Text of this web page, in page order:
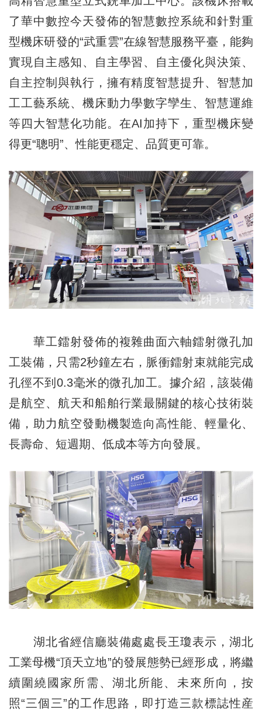
了華中數控今天發佈的智慧數控系統和針對重
型機床研發的“武重雲”在線智慧服務平臺，能夠
實現自主感知、自主學習、自主優化與決策、
自主控制與執行，擁有精度智慧提升、智慧加
工工藝系統、機床動力學數字孿生、智慧運維
等四大智慧化功能。在AI加持下，重型機床變
得更“聰明”、性能更穩定、品質更可靠。
華工鐳射發佈的複雜曲面六軸鐳射微孔加
工裝備，只需2秒鐘左右，脈衝鐳射束就能完成
孔徑不到0.3毫米的微孔加工。據介紹，該裝備
是航空、航天和船舶行業最關鍵的核心技術裝
備，助力航空發動機製造向高性能、輕量化、
長壽命、短週期、低成本等方向發展。
湖北省經信廳裝備處處長王瓊表示，湖北
工業母機“頂天立地”的發展態勢已經形成，將繼
續圍繞國家所需、湖北所能、未來所向，按
照“三個三”的工作思路，即打造三款標誌性産